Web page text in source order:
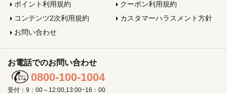
ポイント利用規約
クーポン利用規約
コンテンツ2次利用規約
カスタマーハラスメント方針
お問い合わせ
お電話でのお問い合わせ
0800-100-1004
受付：9：00～12:00,13:00~16：00